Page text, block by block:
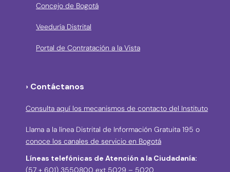
Concejo de Bogotá
Veeduría Distrital
Portal de Contratación a la Vista
› Contáctanos
Consulta aquí los mecanismos de contacto del Instituto
Llama a la línea Distrital de Información Gratuita 195 o
conoce los canales de servicio en Bogotá
Líneas telefónicas de Atención a la Ciudadanía:
(57 + 601) 3550800 ext 5029 – 5020